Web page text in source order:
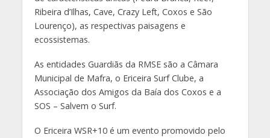
Ribeira d’Ilhas, Cave, Crazy Left, Coxos e São
Lourenço), as respectivas paisagens e
ecossistemas.
As entidades Guardiãs da RMSE são a Câmara
Municipal de Mafra, o Ericeira Surf Clube, a
Associação dos Amigos da Baía dos Coxos e a
SOS – Salvem o Surf.
O Ericeira WSR+10 é um evento promovido pelo